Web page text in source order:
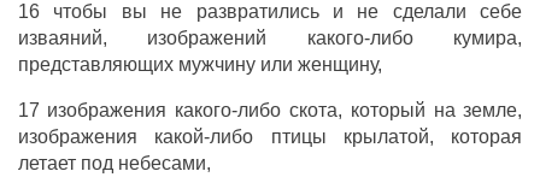
16 чтобы вы не развратились и не сделали себе
изваяний, изображений какого-либо кумира,
представляющих мужчину или женщину,
17 изображения какого-либо скота, который на земле,
изображения какой-либо птицы крылатой, которая
летает под небесами,